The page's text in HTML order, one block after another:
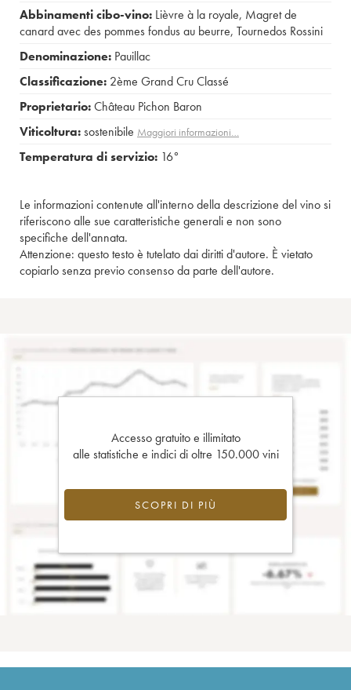
Abbinamenti cibo-vino: Lièvre à la royale, Magret de
canard avec des pommes fondus au beurre, Tournedos Rossini
Denominazione: Pauillac
Classificazione: 2ème Grand Cru Classé
Proprietario:Château Pichon Baron
Viticoltura:sostenibile Maggiori informazioni…
Temperatura di servizio: 16°
Le informazioni contenute all'interno della descrizione del vino si
riferiscono alle sue caratteristiche generali e non sono
specifiche dell'annata.
Attenzione: questo testo è tutelato dai diritti d'autore. È vietato
copiarlo senza previo consenso da parte dell'autore.
Accesso gratuito e illimitato
alle statistiche e indici di oltre 150.000 vini
SCOPRI DI PIÙ